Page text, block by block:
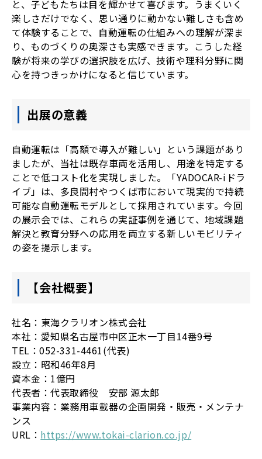
と、子どもたちは目を輝かせて喜びます。うまくいく
楽しさだけでなく、思い通りに動かない難しさも含め
て体験することで、自動運転の仕組みへの理解が深ま
り、ものづくりの奥深さも実感できます。こうした経
験が将来の学びの選択肢を広げ、技術や理科分野に関
心を持つきっかけになると信じています。
出展の意義
自動運転は「高額で導入が難しい」という課題があり
ましたが、当社は既存車両を活用し、用途を特定する
ことで低コスト化を実現しました。「YADOCAR-iドラ
イブ」は、多良間村やつくば市において現実的で持続
可能な自動運転モデルとして採用されています。今回
の展示会では、これらの実証事例を通じて、地域課題
解決と教育分野への応用を両立する新しいモビリティ
の姿を提示します。
【会社概要】
社名：東海クラリオン株式会社
本社：愛知県名古屋市中区正木一丁目14番9号
TEL：052-331-4461(代表)
設立：昭和46年8月
資本金：1億円
代表者：代表取締役 安部 源太郎
事業内容：業務用車載器の企画開発・販売・メンテナ
ンス
URL： https://www.tokai-clarion.co.jp/